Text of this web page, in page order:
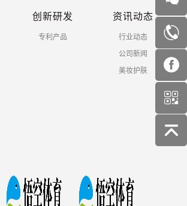
创新研发
专利产品
资讯动态
行业动态
公司新闻
美妆护肤